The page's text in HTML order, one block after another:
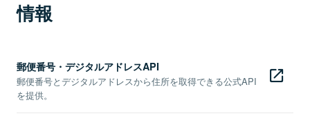
情報
郵便番号・デジタルアドレスAPI
郵便番号とデジタルアドレスから住所を取得できる公式API
を提供。